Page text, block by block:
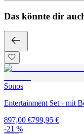
Das könnte dir
Sonos
Entertainment Set - mit
897,00 €799,95 €
-21 %